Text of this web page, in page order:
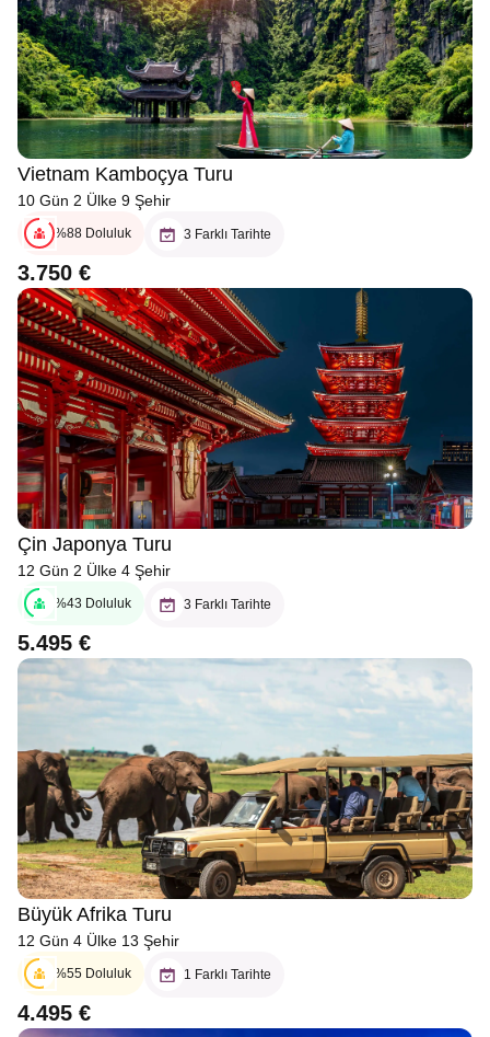
Vietnam Kamboçya Turu
10 Gün 2 Ülke 9 Şehir
%88 Doluluk 3 Farklı Tarihte
3.750 €
Çin Japonya Turu
12 Gün 2 Ülke 4 Şehir
%43 Doluluk 3 Farklı Tarihte
5.495 €
Büyük Afrika Turu
12 Gün 4 Ülke 13 Şehir
%55 Doluluk 1 Farklı Tarihte
4.495 €